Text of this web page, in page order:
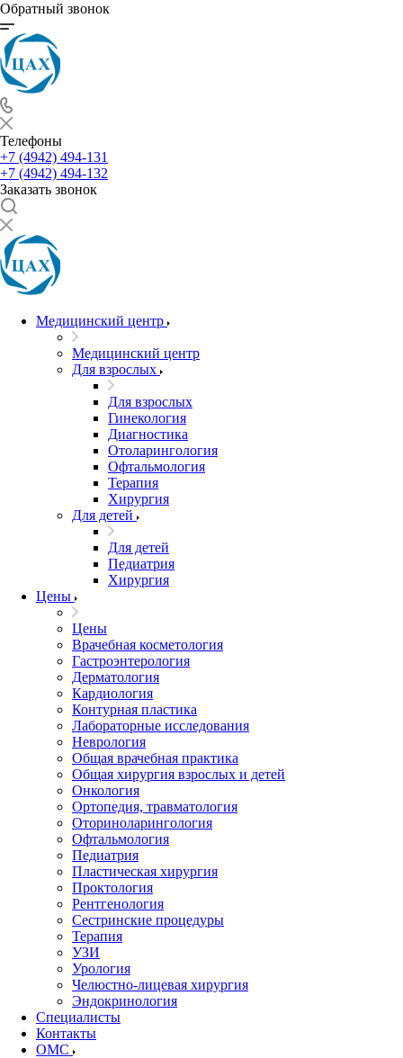
Обратный звонок
Телефоны
+7 (4942) 494-131
+7 (4942) 494-132
Заказать звонок
Медицинский центр
Медицинский центр
Для взрослых
Для взрослых
Гинекология
Диагностика
Отоларингология
Офтальмология
Терапия
Хирургия
Для детей
Для детей
Педиатрия
Хирургия
Цены
Цены
Врачебная косметология
Гастроэнтерология
Дерматология
Кардиология
Контурная пластика
Лабораторные исследования
Неврология
Общая врачебная практика
Общая хирургия взрослых и детей
Онкология
Ортопедия, травматология
Оториноларингология
Офтальмология
Педиатрия
Пластическая хирургия
Проктология
Рентгенология
Сестринские процедуры
Терапия
УЗИ
Урология
Челюстно-лицевая хирургия
Эндокринология
Специалисты
Контакты
ОМС